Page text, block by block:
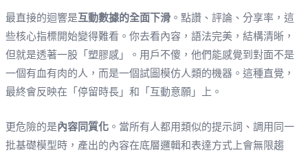
最直接的迴響是 互動數據的全面下滑 。點讚、評論、分享率，這
些核心指標開始變得難看。你去看內容，語法完美，結構清晰，
但就是透著一股「塑膠感」。用戶不傻，他們能感覺到對面不是
一個有血有肉的人，而是一個試圖模仿人類的機器。這種直覺，
最終會反映在「停留時長」和「互動意願」上。
更危險的是內容同質化 。當所有人都用類似的提示詞、調用同一
批基礎模型時，產出的內容在底層邏輯和表達方式上會無限趨